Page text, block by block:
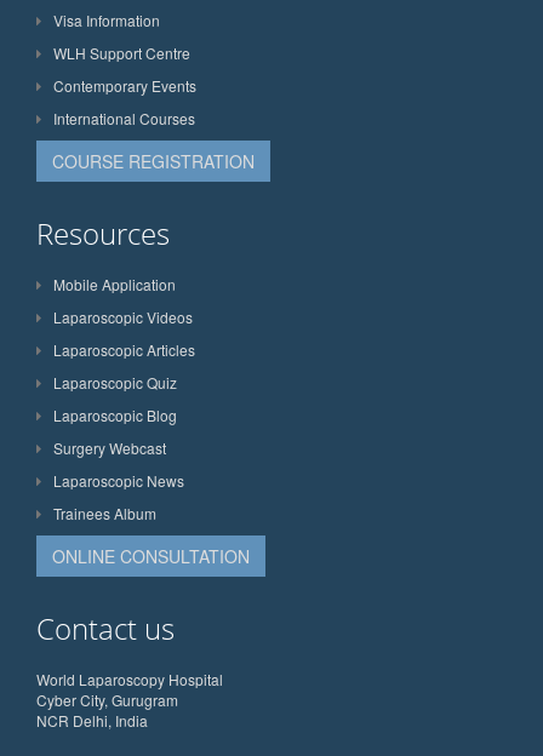
Visa Information
WLH Support Centre
Contemporary Events
International Courses
COURSE REGISTRATION
Resources
Mobile Application
Laparoscopic Videos
Laparoscopic Articles
Laparoscopic Quiz
Laparoscopic Blog
Surgery Webcast
Laparoscopic News
Trainees Album
ONLINE CONSULTATION
Contact us
World Laparoscopy Hospital
Cyber City, Gurugram
NCR Delhi, India